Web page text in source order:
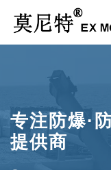
专注防爆·
提供商